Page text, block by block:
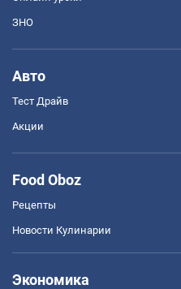
ЗНО
Авто
Тест Драйв
Акции
Food Oboz
Рецепты
Новости Кулинарии
Экономика